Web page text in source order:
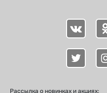
Рассылка о новинках и акциях: